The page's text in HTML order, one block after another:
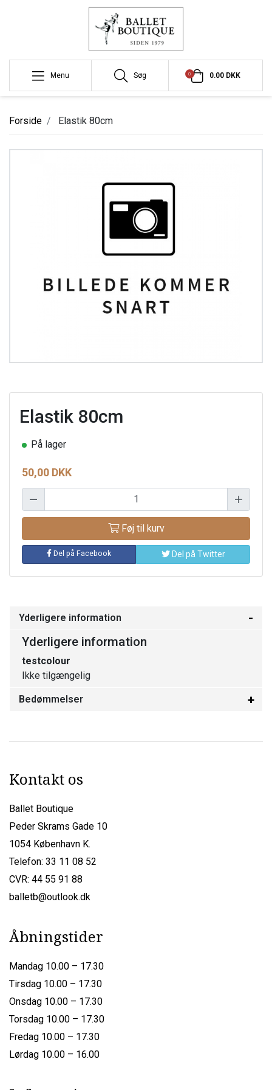
Menu Søg 0 0.00 DKK
Forside Elastik 80cm
Elastik 80cm
På lager
50,00 DKK
Føj til kurv
Del på Facebook Del på Twitter
Yderligere information
Yderligere information
testcolour
Ikke tilgængelig
Bedømmelser
Kontakt os
Ballet Boutique
Peder Skrams Gade 10
1054 København K.
Telefon: 33 11 08 52
CVR: 44 55 91 88
balletb@outlook.dk
Åbningstider
Mandag 10.00 – 17.30
Tirsdag 10.00 – 17.30
Onsdag 10.00 – 17.30
Torsdag 10.00 – 17.30
Fredag 10.00 – 17.30
Lørdag 10.00 – 16.00